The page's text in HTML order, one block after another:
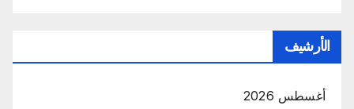
الأرشيف
أغسطس 2026